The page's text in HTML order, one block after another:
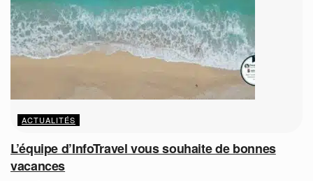
ACTUALITÉS
L’équipe d’InfoTravel vous souhaite de bonnes
vacances